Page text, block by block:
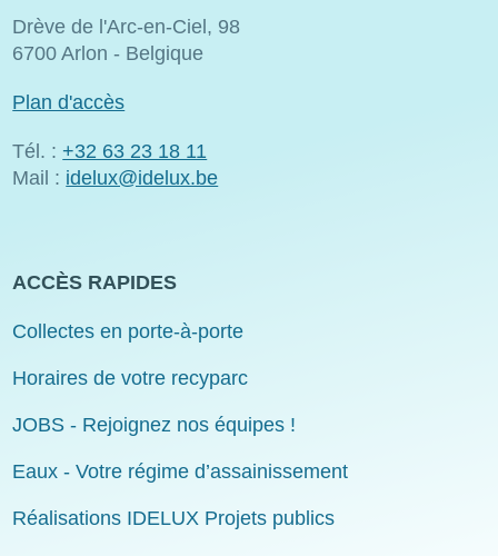
Drève de l'Arc-en-Ciel, 98
6700 Arlon - Belgique
Plan d'accès
Tél. : +32 63 23 18 11
Mail : idelux@idelux.be
ACCÈS RAPIDES
Collectes en porte-à-porte
Horaires de votre recyparc
JOBS - Rejoignez nos équipes !
Eaux - Votre régime d’assainissement
Réalisations IDELUX Projets publics